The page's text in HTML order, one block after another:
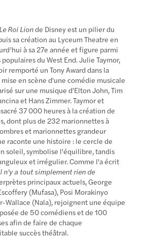
Le Roi Lionde Disney est un pilier du
sa création au Lyceum Theatre en
à sa 27e année et figure parmi
du West End. Julie Taymor,
remporté un Tony Award dans la
en scène d'une comédie musicale
sur une musique d'Elton John, Tim
et Hans Zimmer. Taymor et
37 000 heures à la création de
dont plus de 232 marionnettes à
et marionnettes grandeur
raconte une histoire : le cercle de
soleil, symbolise l'équilibre, tandis
et irrégulier. Comme l'a écrit
n'y a tout simplement rien de
principaux actuels, George
(Mufasa), Posi Morakinyo
Wallace (Nala), rejoignent une équipe
de 50 comédiens et de 100
afin de faire de chaque
succès théâtral.